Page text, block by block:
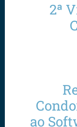
2ª
ao